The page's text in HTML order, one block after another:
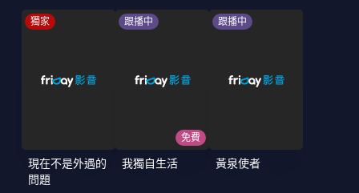
獨家
現在不是外遇的
問題
跟播中
免費
我獨自生活
跟播中
黃泉使者